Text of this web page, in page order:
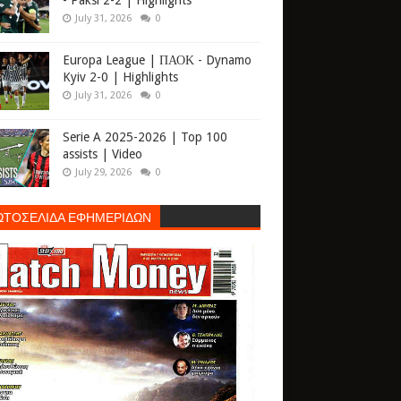
July 31, 2026 0
Europa League | ΠΑΟΚ - Dynamo
Kyiv 2-0 | Highlights
July 31, 2026 0
Serie A 2025-2026 | Top 100
assists | Video
July 29, 2026 0
ΕΦΗΜΕΡΙΔΩΝ